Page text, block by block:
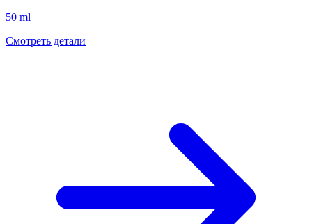
50 ml
Смотреть детали